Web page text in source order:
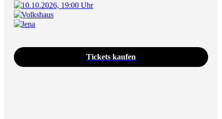
10.10.2026, 19:00 Uhr
Volkshaus
Jena
Tickets kaufen